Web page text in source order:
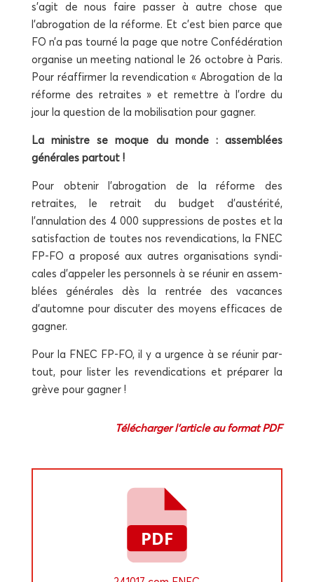
s’agit de nous faire pas­ser à autre chose que
l’abrogation de la réforme. Et c’est bien parce que
FO n’a pas tour­né la page que notre Confé­dé­ra­tion
orga­nise un mee­ting natio­nal le 26 octobre à Paris.
Pour réaf­fir­mer la reven­di­ca­tion « Abro­ga­tion de la
réforme des retraites » et remettre à l’ordre du
jour la ques­tion de la mobi­li­sa­tion pour gagner.
La ministre se moque du monde : assem­blées
géné­rales partout !
Pour obte­nir l’abrogation de la réforme des
retraites, le retrait du bud­get d’austérité,
l’annulation des 4 000 sup­pres­sions de postes et la
satis­fac­tion de toutes nos reven­di­ca­tions, la FNEC
FP-FO a pro­po­sé aux autres orga­ni­sa­tions syn­di­
cales d’appeler les per­son­nels à se réunir en assem­
blées géné­rales dès la ren­trée des vacances
d’automne pour dis­cu­ter des moyens effi­caces de
gagner.
Pour la FNEC FP-FO, il y a urgence à se réunir par­
tout, pour lis­ter les reven­di­ca­tions et pré­pa­rer la
grève pour gagner !
Télé­char­ger l’article au for­mat PDF